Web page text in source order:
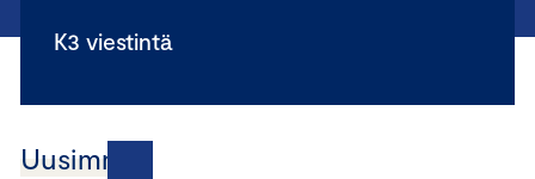
K3 viestintä
Uusimmat